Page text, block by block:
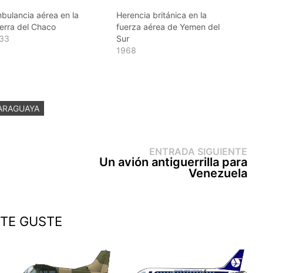
aérea en la
del Chaco
Herencia británica en la
fuerza aérea de Yemen del
Sur
1968
ENTRADA SIGUIENTEEntrada
siguiente:
Un avión antiguerrilla para
Venezuela
GUSTE